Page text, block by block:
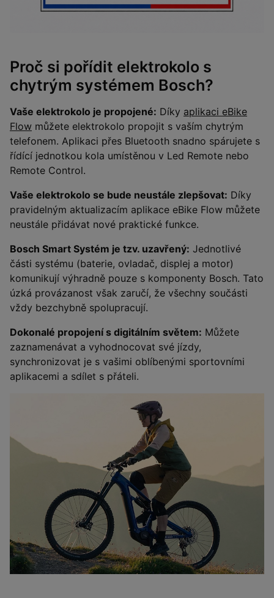
Proč si pořídit elektrokolo s
chytrým systémem Bosch?
Vaše elektrokolo je propojené: Díky aplikaci eBike
Flow můžete elektrokolo propojit s vaším chytrým
telefonem. Aplikaci přes Bluetooth snadno spárujete s
řídící jednotkou kola umístěnou v Led Remote nebo
Remote Control.
Vaše elektrokolo se bude neustále zlepšovat: Díky
pravidelným aktualizacím aplikace eBike Flow můžete
neustále přidávat nové praktické funkce.
Bosch Smart Systém je tzv. uzavřený: Jednotlivé
části systému (baterie, ovladač, displej a motor)
komunikují výhradně pouze s komponenty Bosch. Tato
úzká provázanost však zaručí, že všechny součásti
vždy bezchybně spolupracují.
Dokonalé propojení s digitálním světem: Můžete
zaznamenávat a vyhodnocovat své jízdy,
synchronizovat je s vašimi oblíbenými sportovními
aplikacemi a sdílet s přáteli.